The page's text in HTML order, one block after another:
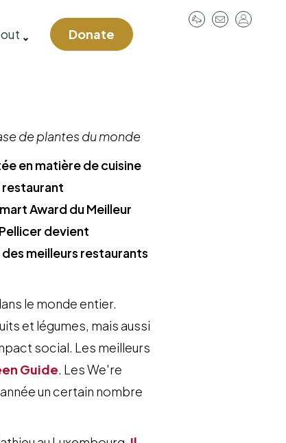
Donate
de plantes du monde
en matière de cuisine
restaurant
Award du Meilleur
devient
meilleurs restaurants
le monde entier.
et légumes, mais aussi
social. Les meilleurs
Guide. Les We're
un certain nombre